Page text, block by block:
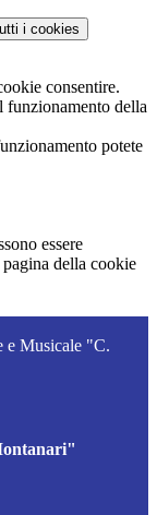
i cookies
consentire.
funzionamento della
potete
essere
della cookie
e Musicale "C.